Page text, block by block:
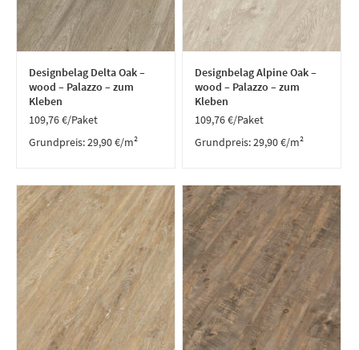
Designbelag Delta Oak –
wood – Palazzo – zum
Kleben
109,76€/Paket
Grundpreis:29,90€/m²
Designbelag Alpine Oak –
wood – Palazzo – zum
Kleben
109,76€/Paket
Grundpreis:29,90€/m²